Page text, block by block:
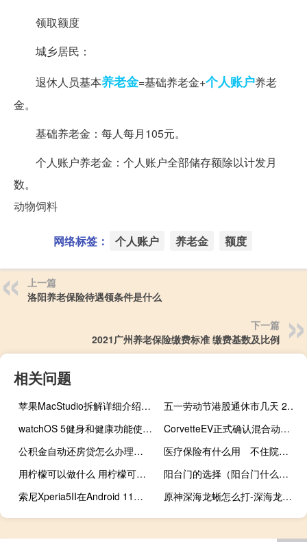
领取额度
城乡居民：
退休人员基本养老金=基础养老金+个人账户养老
金。
基础养老金：每人每月105元。
个人账户养老金：个人账户全部储存额除以计发月
数。
动物饲料
网络标签： 个人账户 养老金 额度
上一篇
洛阳养老保险待遇领条件是什么
下一篇
2021广州养老保险缴费标准 缴费基数及比例
相关问题
苹果MacStudio拆解详细介绍了可升级内存和M1UltraSoC的庞大尺寸
五一劳动节港股通休市几天 2022年放假时间多少天
watchOS 5健身和健康功能使Fitbit备受关注
CorvetteEV正式确认混合动力车将于2023年问世
公积金自动还房贷怎么办理 公积金冲还贷办理流程
医疗保险有什么用 不住院医疗保险可以报销吗
用柠檬可以做什么 用柠檬可以制作什么美食呢
阳台门的选择（阳台门什么牌子好 阳台门如何选择）
索尼Xperia5II在Android 11上加入了Xperia 1和Xperia 5
原神深海龙蜥怎么打-深海龙蜥打法攻略